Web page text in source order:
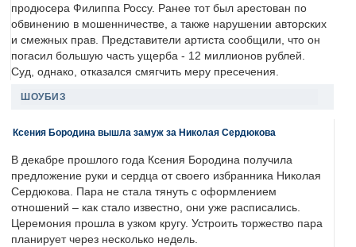
продюсера Филиппа Россу. Ранее тот был арестован по
обвинению в мошенничестве, а также нарушении авторских
и смежных прав. Представители артиста сообщили, что он
погасил большую часть ущерба - 12 миллионов рублей.
Суд, однако, отказался смягчить меру пресечения.
ШОУБИЗ
Ксения Бородина вышла замуж за Николая Сердюкова
В декабре прошлого года Ксения Бородина получила
предложение руки и сердца от своего избранника Николая
Сердюкова. Пара не стала тянуть с оформлением
отношений – как стало известно, они уже расписались.
Церемония прошла в узком кругу. Устроить торжество пара
планирует через несколько недель.